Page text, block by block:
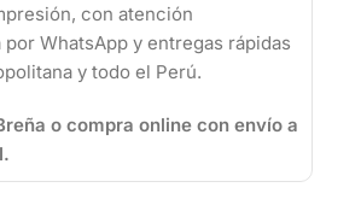
con atención
por WhatsApp y entregas rápidas
y todo el Perú.
o compra online con envío a